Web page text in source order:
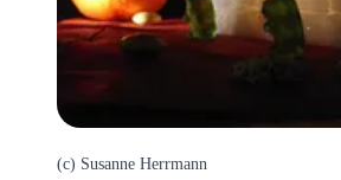
(c) Susanne Herrmann